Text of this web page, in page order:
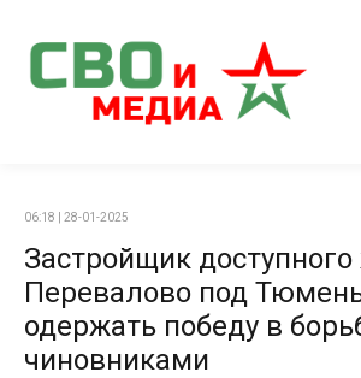
06:18 | 28-01-2025
Застройщик
Перевалово под
одержать победу в
чиновниками